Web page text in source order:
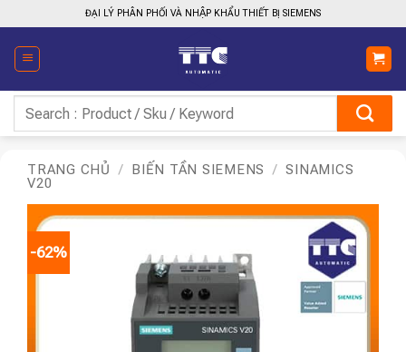
qua
nội
dung
ĐẠI LÝ PHÂN PHỐI VÀ NHẬP KHẨU THIẾT BỊ SIEMENS
kiếm:
TRANG CHỦ / BIẾN TẦN SIEMENS / SINAMICS
V20
-62%